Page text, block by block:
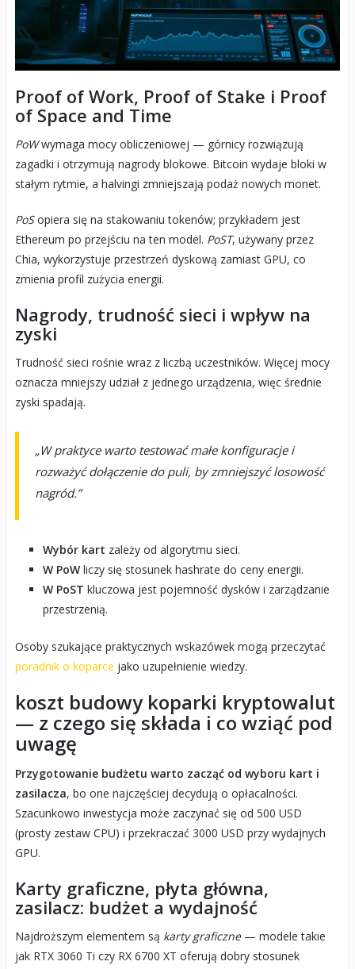
Proof of Work, Proof of Stake i Proof
of Space and Time
PoWwymaga mocy obliczeniowej — górnicy rozwiązują
zagadki i otrzymują nagrody blokowe. Bitcoin wydaje bloki w
stałym rytmie, a halvingi zmniejszają podaż nowych monet.
PoSopiera się na stakowaniu tokenów; przykładem jest
Ethereum po przejściu na ten model. PoST, używany przez
Chia, wykorzystuje przestrzeń dyskową zamiast GPU, co
zmienia profil zużycia energii.
Nagrody, trudność sieci i wpływ na
zyski
Trudność sieci rośnie wraz z liczbą uczestników. Więcej mocy
oznacza mniejszy udział z jednego urządzenia, więc średnie
zyski spadają.
„W praktyce warto testować małe konfiguracje i
rozważyć dołączenie do puli, by zmniejszyć losowość
nagród.”
Wybór kart zależy od algorytmu sieci.
W PoWliczy się stosunek hashrate do ceny energii.
W PoST kluczowa jest pojemność dysków i zarządzanie
przestrzenią.
Osoby szukające praktycznych wskazówek mogą przeczytać
poradnik o koparce jako uzupełnienie wiedzy.
koszt budowy koparki kryptowalut
— z czego się składa i co wziąć pod
uwagę
Przygotowanie budżetu warto zacząć od wyboru kart i
zasilacza, bo one najczęściej decydują o opłacalności.
Szacunkowo inwestycja może zaczynać się od 500 USD
(prosty zestaw CPU) i przekraczać 3000 USD przy wydajnych
GPU.
Karty graficzne, płyta główna,
zasilacz: budżet a wydajność
Najdroższym elementem są karty graficzne— modele takie
jak RTX 3060 Ti czy RX 6700 XT oferują dobry stosunek